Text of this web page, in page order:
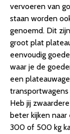
vervoeren van
staan worden
genoemd. Dit
groot plat
eenvoudig
waar je de
een
Heb jij
beter kijken
300 of 500 kg